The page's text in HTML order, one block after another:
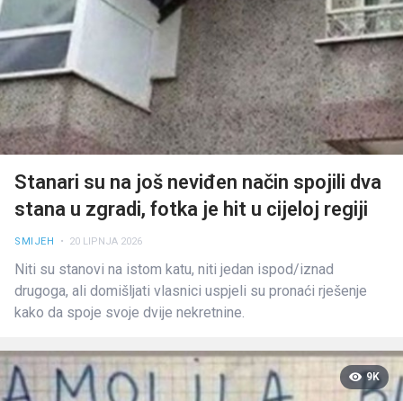
Stanari su na još neviđen način spojili dva
stana u zgradi, fotka je hit u cijeloj regiji
SMIJEH • 20 LIPNJA 2026
Niti su stanovi na istom katu, niti jedan ispod/iznad
drugoga, ali domišljati vlasnici uspjeli su pronaći rješenje
kako da spoje svoje dvije nekretnine.
9K